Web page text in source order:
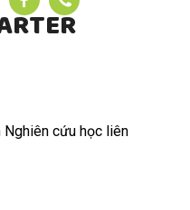
Nghiên cứu học liên